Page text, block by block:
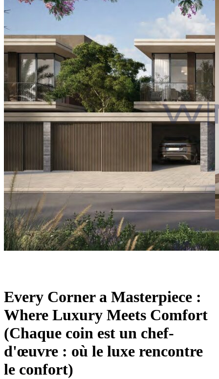
Every Corner a Masterpiece :
Where Luxury Meets Comfort
(Chaque coin est un chef-
d'œuvre : où le luxe rencontre
le confort)